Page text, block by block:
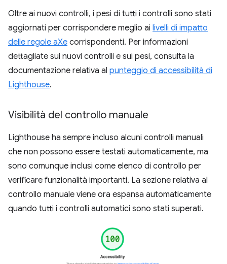
Oltre ai nuovi controlli, i pesi di tutti i controlli sono stati
aggiornati per corrispondere meglio ai livelli di impatto
delle regole aXe corrispondenti. Per informazioni
dettagliate sui nuovi controlli e sui pesi, consulta la
documentazione relativa al punteggio di accessibilità di
Lighthouse.
Visibilità del controllo manuale
Lighthouse ha sempre incluso alcuni controlli manuali
che non possono essere testati automaticamente, ma
sono comunque inclusi come elenco di controllo per
verificare funzionalità importanti. La sezione relativa al
controllo manuale viene ora espansa automaticamente
quando tutti i controlli automatici sono stati superati.